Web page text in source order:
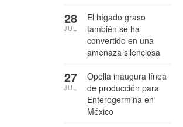
El hígado graso
también se ha
convertido en una
amenaza silenciosa
28
JUL
Opella inaugura línea
de producción para
Enterogermina en
México
27
JUL